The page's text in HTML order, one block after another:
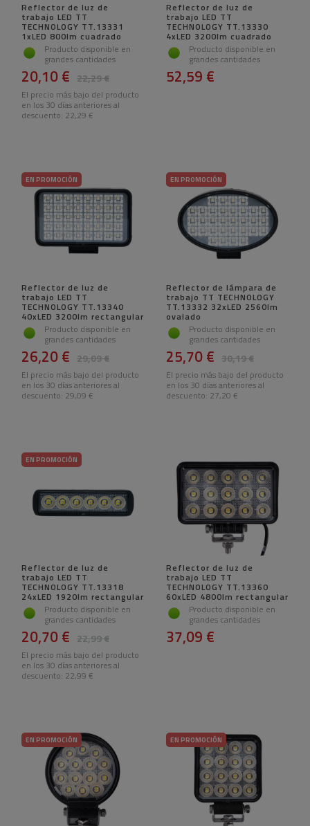
Reflector de luz de
trabajo LED TT
TECHNOLOGY TT.13331
1xLED 800lm cuadrado
Producto disponible en
grandes cantidades
22,29 €
20,10 €
El precio más bajo del producto
en los 30 días anteriores al
descuento: 22,29 €
Reflector de luz de
trabajo LED TT
TECHNOLOGY TT.13330
4xLED 3200lm cuadrado
Producto disponible en
grandes cantidades
52,59 €
EN PROMOCIÓN
Reflector de luz de
trabajo LED TT
TECHNOLOGY TT.13340
40xLED 3200lm rectangular
Producto disponible en
grandes cantidades
29,09 €
26,20 €
El precio más bajo del producto
en los 30 días anteriores al
descuento: 29,09 €
EN PROMOCIÓN
Reflector de lámpara de
trabajo TT TECHNOLOGY
TT.13332 32xLED 2560lm
ovalado
Producto disponible en
grandes cantidades
30,19 €
25,70 €
El precio más bajo del producto
en los 30 días anteriores al
descuento: 27,20 €
EN PROMOCIÓN
Reflector de luz de
trabajo LED TT
TECHNOLOGY TT.13318
24xLED 1920lm rectangular
Producto disponible en
grandes cantidades
22,99 €
20,70 €
El precio más bajo del producto
en los 30 días anteriores al
descuento: 22,99 €
Reflector de luz de
trabajo LED TT
TECHNOLOGY TT.13360
60xLED 4800lm rectangular
Producto disponible en
grandes cantidades
37,09 €
EN PROMOCIÓN EN PROMOCIÓN